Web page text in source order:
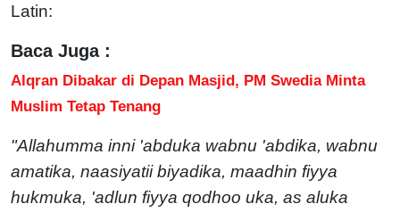
Latin:
Baca Juga :
Alqran Dibakar di Depan Masjid, PM Swedia Minta
Muslim Tetap Tenang
"Allahumma inni 'abduka wabnu 'abdika, wabnu
amatika, naasiyatii biyadika, maadhin fiyya
hukmuka, 'adlun fiyya qodhoo uka, as aluka